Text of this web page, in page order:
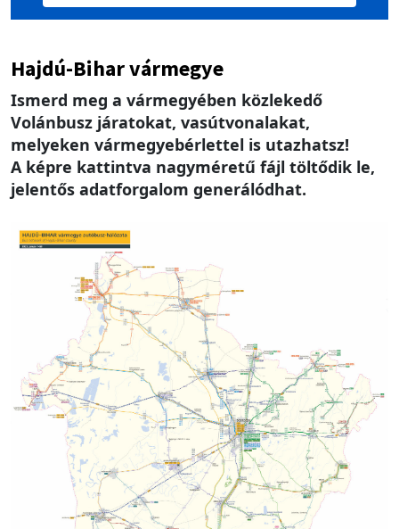
Hajdú-Bihar vármegye
Ismerd meg a vármegyében közlekedő
Volánbusz járatokat, vasútvonalakat,
melyeken vármegyebérlettel is utazhatsz!
A képre kattintva nagyméretű fájl töltődik le,
jelentős adatforgalom generálódhat.
Image